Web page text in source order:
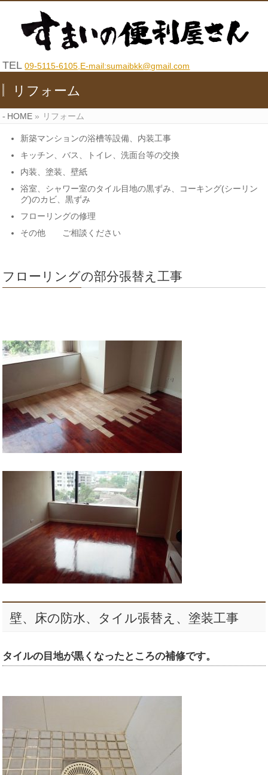
TEL09-5115-6105,E-mail:sumaibkk@gmail.com
リフォーム
HOME » リフォーム
新築マンションの浴槽等設備、内装工事
キッチン、バス、トイレ、洗面台等の交換
内装、塗装、壁紙
浴室、シャワー室のタイル目地の黒ずみ、コーキング(シーリン
グ)のカビ、黒ずみ
フローリングの修理
その他 ご相談ください
フローリングの部分張替え工事
壁、床の防水、タイル張替え、塗装工事
タイルの目地が黒くなったところの補修です。